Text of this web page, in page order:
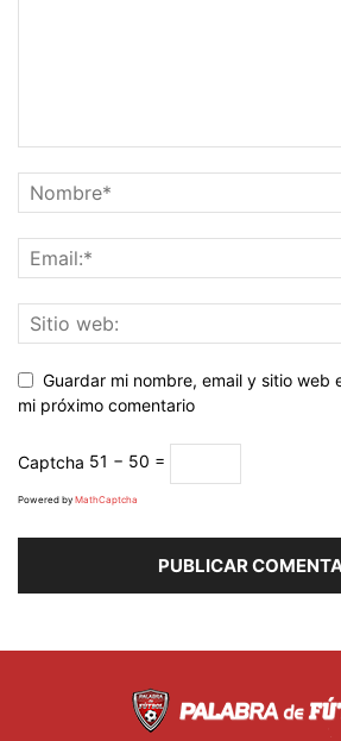
Guardar mi nombre, email y sitio web
mi próximo comentario
Captcha 51 − 50 =
Powered by MathCaptcha